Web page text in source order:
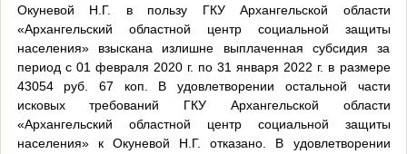
Окуневой Н.Г. в пользу ГКУ Архангельской области
«Архангельский областной центр социальной защиты
населения» взыскана излишне выплаченная субсидия за
период с 01 февраля 2020 г. по 31 января 2022 г. в размере
43054 руб. 67 коп. В удовлетворении остальной части
исковых требований ГКУ Архангельской области
«Архангельский областной центр социальной защиты
населения» к Окуневой Н.Г. отказано. В удовлетворении